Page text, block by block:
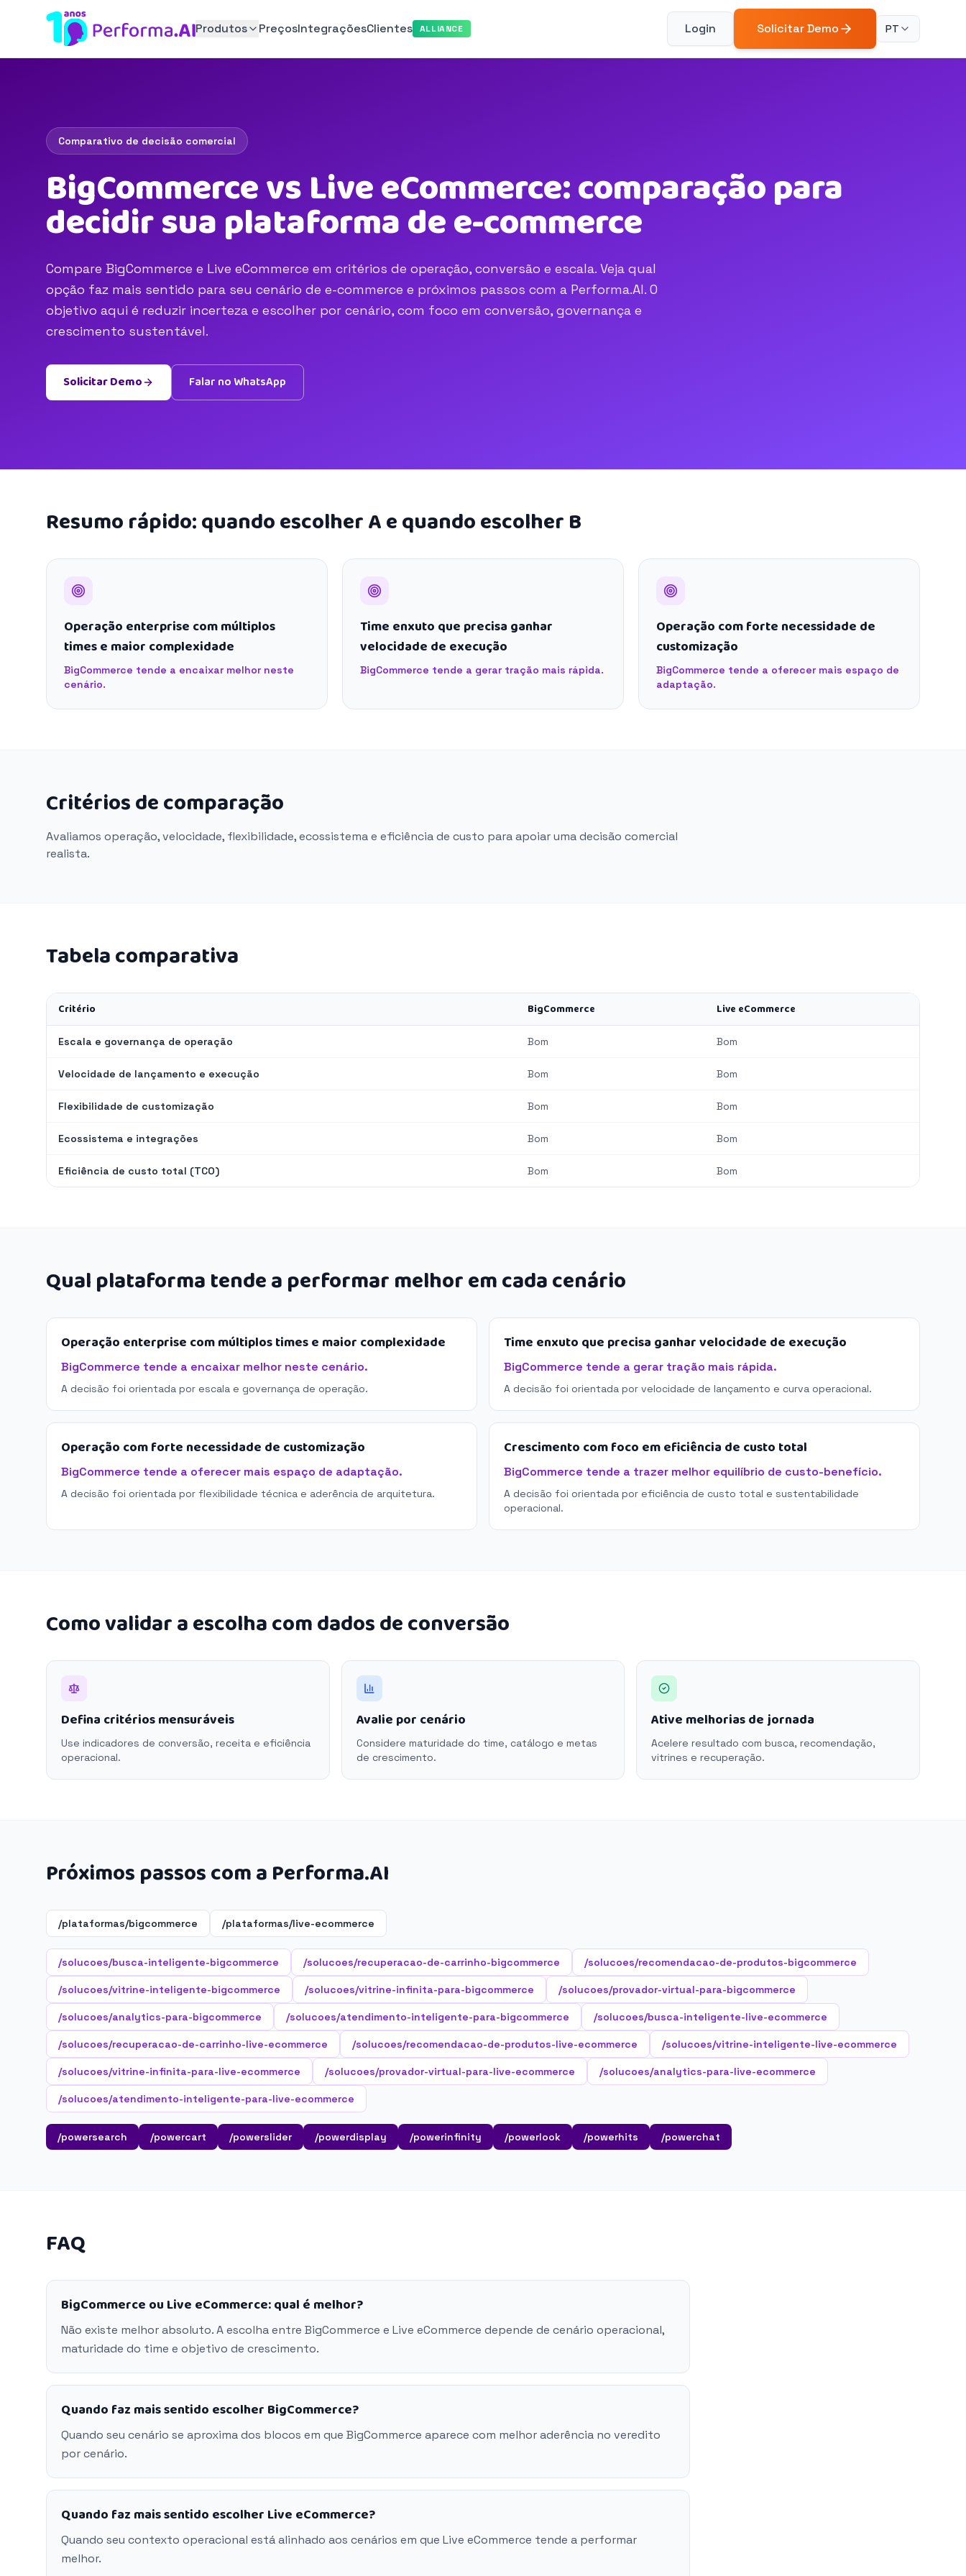
Produtos PreçosIntegraçõesClientes ALLIANCE Login Solicitar Demo PT
Comparativo de decisão comercial
BigCommerce vs Live eCommerce: comparação para
decidir sua plataforma de e-commerce
Compare BigCommerce e Live eCommerce em critérios de operação, conversão e escala. Veja qual
opção faz mais sentido para seu cenário de e-commerce e próximos passos com a Performa.AI. O
objetivo aqui é reduzir incerteza e escolher por cenário, com foco em conversão, governança e
crescimento sustentável.
Solicitar Demo Falar no WhatsApp
Resumo rápido: quando escolher A e quando escolher B
Operação enterprise com múltiplos
times e maior complexidade
BigCommerce tende a encaixar melhor neste
cenário.
Time enxuto que precisa ganhar
velocidade de execução
BigCommerce tende a gerar tração mais rápida.
Operação com forte necessidade de
customização
BigCommerce tende a oferecer mais espaço de
adaptação.
Critérios de comparação
Avaliamos operação, velocidade, flexibilidade, ecossistema e eficiência de custo para apoiar uma decisão comercial
realista.
Tabela comparativa
Critério BigCommerce Live eCommerce
Escala e governança de operação Bom Bom
Velocidade de lançamento e execução Bom Bom
Flexibilidade de customização Bom Bom
Ecossistema e integrações Bom Bom
Eficiência de custo total (TCO) Bom Bom
Qual plataforma tende a performar melhor em cada cenário
Operação enterprise com múltiplos times e maior complexidade
BigCommerce tende a encaixar melhor neste cenário.
A decisão foi orientada por escala e governança de operação.
Time enxuto que precisa ganhar velocidade de execução
BigCommerce tende a gerar tração mais rápida.
A decisão foi orientada por velocidade de lançamento e curva operacional.
Operação com forte necessidade de customização
BigCommerce tende a oferecer mais espaço de adaptação.
A decisão foi orientada por flexibilidade técnica e aderência de arquitetura.
Crescimento com foco em eficiência de custo total
BigCommerce tende a trazer melhor equilíbrio de custo-benefício.
A decisão foi orientada por eficiência de custo total e sustentabilidade
operacional.
Como validar a escolha com dados de conversão
Defina critérios mensuráveis
Use indicadores de conversão, receita e eficiência
operacional.
Avalie por cenário
Considere maturidade do time, catálogo e metas
de crescimento.
Ative melhorias de jornada
Acelere resultado com busca, recomendação,
vitrines e recuperação.
Próximos passos com a Performa.AI
/plataformas/bigcommerce /plataformas/live-ecommerce
/solucoes/busca-inteligente-bigcommerce /solucoes/recuperacao-de-carrinho-bigcommerce /solucoes/recomendacao-de-produtos-bigcommerce
/solucoes/vitrine-inteligente-bigcommerce /solucoes/vitrine-infinita-para-bigcommerce /solucoes/provador-virtual-para-bigcommerce
/solucoes/analytics-para-bigcommerce /solucoes/atendimento-inteligente-para-bigcommerce /solucoes/busca-inteligente-live-ecommerce
/solucoes/recuperacao-de-carrinho-live-ecommerce /solucoes/recomendacao-de-produtos-live-ecommerce /solucoes/vitrine-inteligente-live-ecommerce
/solucoes/vitrine-infinita-para-live-ecommerce /solucoes/provador-virtual-para-live-ecommerce /solucoes/analytics-para-live-ecommerce
/solucoes/atendimento-inteligente-para-live-ecommerce
/powersearch /powercart /powerslider /powerdisplay /powerinfinity /powerlook /powerhits /powerchat
FAQ
BigCommerce ou Live eCommerce: qual é melhor?
Não existe melhor absoluto. A escolha entre BigCommerce e Live eCommerce depende de cenário operacional,
maturidade do time e objetivo de crescimento.
Quando faz mais sentido escolher BigCommerce?
Quando seu cenário se aproxima dos blocos em que BigCommerce aparece com melhor aderência no veredito
por cenário.
Quando faz mais sentido escolher Live eCommerce?
Quando seu contexto operacional está alinhado aos cenários em que Live eCommerce tende a performar
melhor.